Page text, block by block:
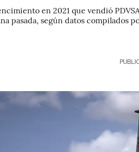
en 2021 que vendió
pasada, según datos compilados